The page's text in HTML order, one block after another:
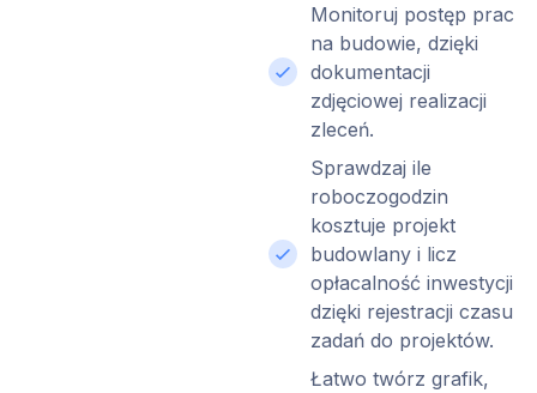
Monitoruj postęp prac
na budowie, dzięki
dokumentacji
zdjęciowej realizacji
zleceń.
Sprawdzaj ile
roboczogodzin
kosztuje projekt
budowlany i licz
opłacalność inwestycji
dzięki rejestracji czasu
zadań do projektów.
Łatwo twórz grafik,